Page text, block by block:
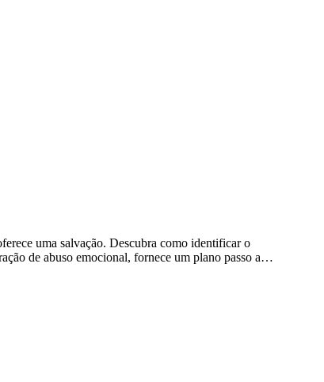
uma salvação. Descubra como identificar o
de abuso emocional, fornece um plano passo a…